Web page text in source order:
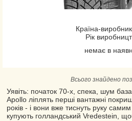
Країна-виробник
Рік
немає в
Всього знайдено
Уявіть: початок 70-х, спека, шум
Apollo ліплять перші вантажні
років - і вони вже тиснуть руку
купують голландський Vredestein,